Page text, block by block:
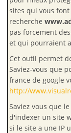
sites qui vous
recherche
pas forcement
et qui pourraient
Cet outil permet
Saviez-vous que
france de google
http://
Saviez vous que
d'indexer un site
si le site a une IP